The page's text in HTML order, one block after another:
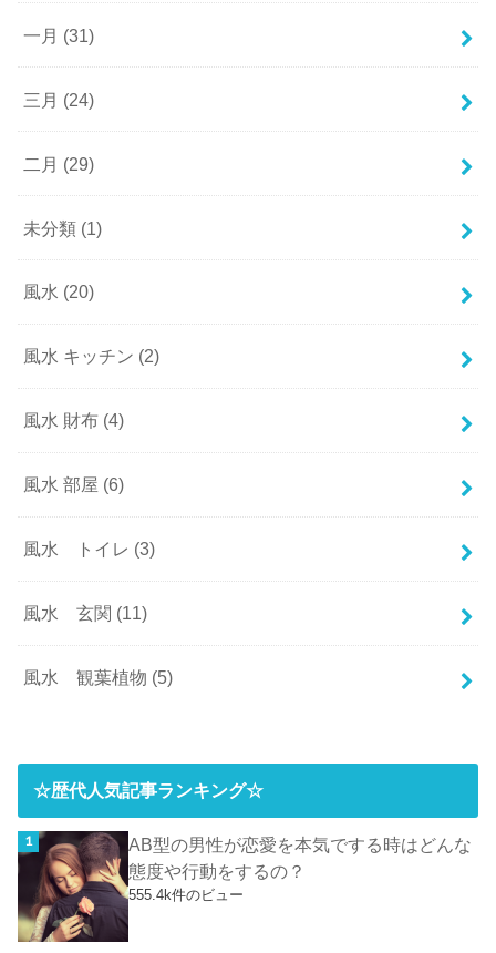
一月 (31)
三月 (24)
二月 (29)
未分類 (1)
風水 (20)
風水 キッチン (2)
風水 財布 (4)
風水 部屋 (6)
風水 トイレ (3)
風水 玄関 (11)
風水 観葉植物 (5)
☆歴代人気記事ランキング☆
AB型の男性が恋愛を本気でする時はどんな
態度や行動をするの？
555.4k件のビュー